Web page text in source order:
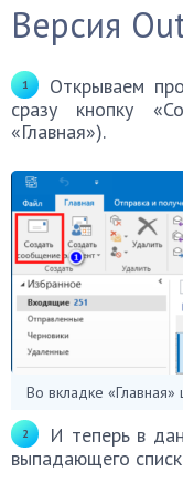
Версия
Открываем
сразу кнопку
«Главная»).
Во вкладке
И теперь в
выпадающего